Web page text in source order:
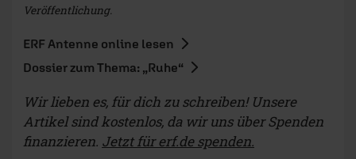
Veröffentlichung.
ERF Antenne online lesen
Dossier zum Thema: „Ruhe“
Wir lieben es, für dich zu schreiben! Unsere
Artikel sind kostenlos, da wir uns über Spenden
finanzieren. Jetzt für erf.de spenden.